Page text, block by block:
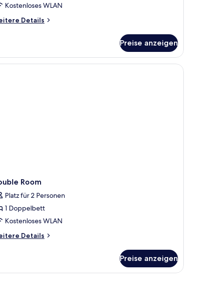
Kostenloses WLAN
Details
Preise anzeigen
Schreibtisch, einem Stuhl, einem Fernseher und einem Fenster mit
Room
Platz für 2 Personen
1 Doppelbett
Kostenloses WLAN
Details
Preise anzeigen